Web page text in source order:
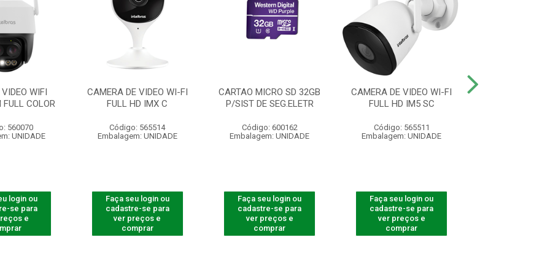
WIFI
FULL COLOR
560070
UNIDADE
login ou
se para
e
CAMERA DE VIDEO WI-FI
FULL HD IMX C
Código: 565514
Embalagem: UNIDADE
Faça seu login ou
cadastre-se para
ver preços e
comprar
CARTAO MICRO SD 32GB
P/SIST DE SEG.ELETR
Código: 600162
Embalagem: UNIDADE
Faça seu login ou
cadastre-se para
ver preços e
comprar
CAMERA DE VIDEO WI-FI
FULL HD IM5 SC
Código: 565511
Embalagem: UNIDADE
Faça seu login ou
cadastre-se para
ver preços e
comprar